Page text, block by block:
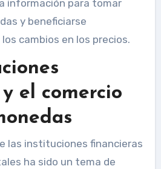
información para tomar
y beneficiarse
cambios en los precios.
el comercio
las instituciones financieras
ha sido un tema de